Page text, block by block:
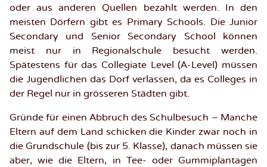
oder aus anderen Quellen bezahlt werden. In den
meisten Dörfern gibt es Primary Schools. Die Junior
Secondary und Senior Secondary School können
meist nur in Regionalschule besucht werden.
Spätestens für das Collegiate Level (A-Level) müssen
die Jugendlichen das Dorf verlassen, da es Colleges in
der Regel nur in grösseren Städten gibt.
Gründe für einen Abbruch des Schulbesuch – Manche
Eltern auf dem Land schicken die Kinder zwar noch in
die Grundschule (bis zur 5. Klasse), danach müssen sie
aber, wie die Eltern, in Tee- oder Gummiplantagen